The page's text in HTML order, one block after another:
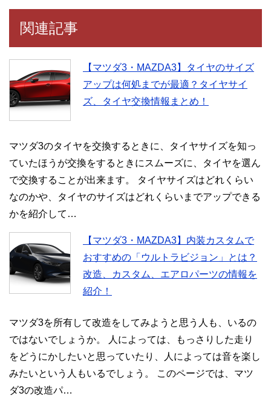
関連記事
【マツダ3・MAZDA3】タイヤのサイズ
アップは何処までが最適？タイヤサイ
ズ、タイヤ交換情報まとめ！
マツダ3のタイヤを交換するときに、タイヤサイズを知っ
ていたほうが交換をするときにスムーズに、タイヤを選ん
で交換することが出来ます。 タイヤサイズはどれくらい
なのかや、タイヤのサイズはどれくらいまでアップできる
かを紹介して…
【マツダ3・MAZDA3】内装カスタムで
おすすめの「ウルトラビジョン」とは？
改造、カスタム、エアロパーツの情報を
紹介！
マツダ3を所有して改造をしてみようと思う人も、いるの
ではないでしょうか。 人によっては、もっさりした走り
をどうにかしたいと思っていたり、人によっては音を楽し
みたいという人もいるでしょう。 このページでは、マツ
ダ3の改造パ…